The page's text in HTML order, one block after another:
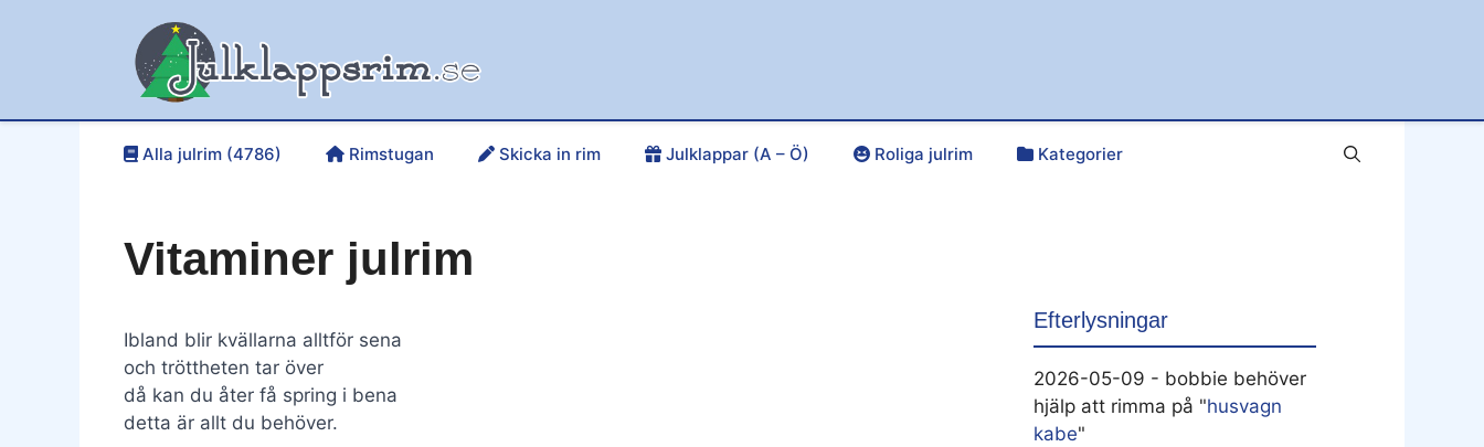
Alla julrim (4786) Rimstugan Skicka in rim Julklappar (A – Ö) Roliga julrim Kategorier
Vitaminer julrim
Ibland blir kvällarna alltför sena
och tröttheten tar över
då kan du åter få spring i bena
detta är allt du behöver.
Efterlysningar
2026-05-09 - bobbie behöver
hjälp att rimma på "husvagn
kabe"